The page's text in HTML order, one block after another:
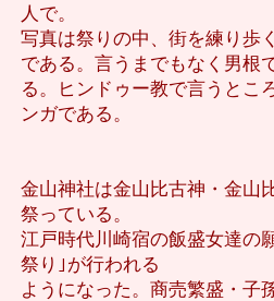
人で。
写真は祭りの中、街を練り歩
である。言うまでもなく男根
る。ヒンドゥー教で言うとこ
ンガである。
金山神社は金山比古神・金山
祭っている。
江戸時代川崎宿の飯盛女達の
祭り｣が行われる
ようになった。商売繁盛・子